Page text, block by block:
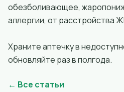
обезболивающее,
аллергии, от расстройства
Храните аптечку в
обновляйте раз в полгода.
← Все статьи